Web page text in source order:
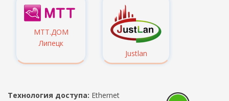
МТТ.ДОМ
Липецк
Justlan
Технология доступа: Ethernet